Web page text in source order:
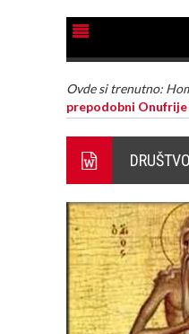
Ovde si trenutno:
prepodobni
DRUŠTVO